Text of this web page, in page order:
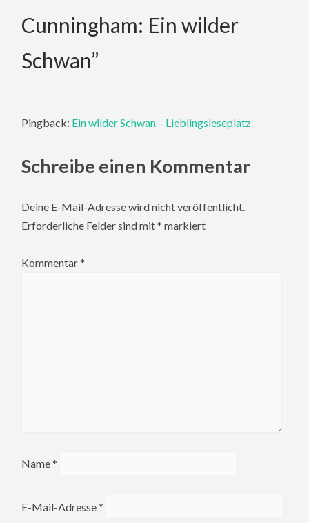
Cunningham: Ein wilder
Schwan”
Pingback: Ein wilder Schwan – Lieblingsleseplatz
Schreibe einen Kommentar
Deine E-Mail-Adresse wird nicht veröffentlicht.
Erforderliche Felder sind mit* markiert
Kommentar*
Name*
E-Mail-Adresse*